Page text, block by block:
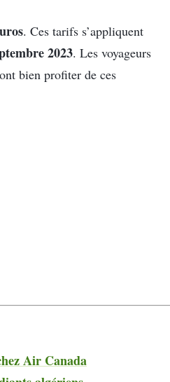
. Ces tarifs s’appliquent
2023. Les voyageurs
bien profiter de ces
Air Canada